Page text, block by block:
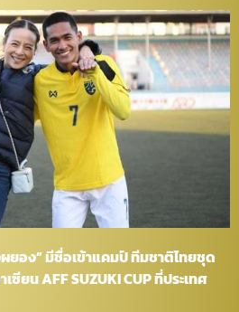
ยอง” มีชื่อเข้าแคมป์ ทีมชาติไทยชุด
ยน AFF SUZUKI CUP ที่ประเทศ